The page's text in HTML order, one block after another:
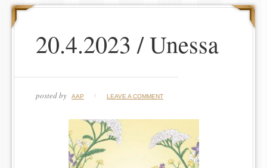
20.4.2023 / Unessa
posted by AAP LEAVE A COMMENT